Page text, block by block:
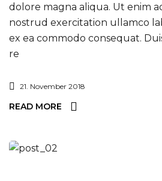
dolore magna aliqua. Ut enim
nostrud exercitation ullamco
ex ea commodo consequat.
re
21. November 2018
READ MORE